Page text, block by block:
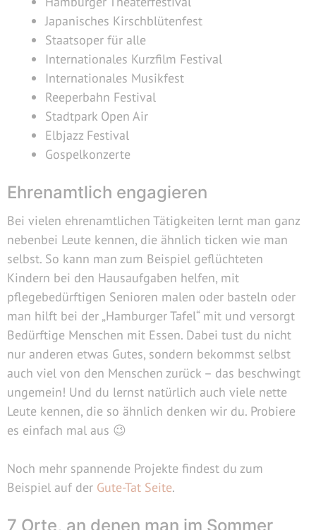
Japanisches Kirschblütenfest
Staatsoper für alle
Internationales Kurzfilm Festival
Internationales Musikfest
Reeperbahn Festival
Stadtpark Open Air
Elbjazz Festival
Gospelkonzerte
Ehrenamtlich engagieren
Bei vielen ehrenamtlichen Tätigkeiten lernt man ganz
nebenbei Leute kennen, die ähnlich ticken wie man
selbst. So kann man zum Beispiel geflüchteten
Kindern bei den Hausaufgaben helfen, mit
pflegebedürftigen Senioren malen oder basteln oder
man hilft bei der „Hamburger Tafel“ mit und versorgt
Bedürftige Menschen mit Essen. Dabei tust du nicht
nur anderen etwas Gutes, sondern bekommst selbst
auch viel von den Menschen zurück – das beschwingt
ungemein! Und du lernst natürlich auch viele nette
Leute kennen, die so ähnlich denken wir du. Probiere
es einfach mal aus 😉
Noch mehr spannende Projekte findest du zum
Beispiel auf der Gute-Tat Seite.
7 Orte, an denen man im Sommer